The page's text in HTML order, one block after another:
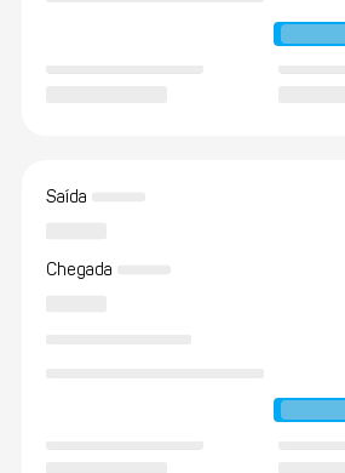
Saída
Chegada